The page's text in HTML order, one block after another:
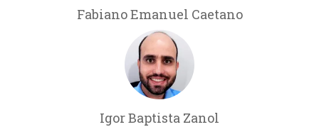
Fabiano Emanuel Caetano
Igor Baptista Zanol